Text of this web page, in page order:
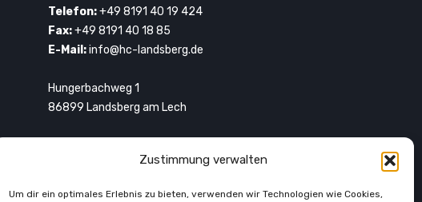
Zustimmung verwalten
Um dir ein optimales Erlebnis zu bieten, verwenden wir Technologien wie Cookies,
Telefon:+49 8191 40 19 424
Fax:+49 8191 40 18 85
E-Mail:info@hc-landsberg.de
Hungerbachweg 1
86899 Landsberg am Lech